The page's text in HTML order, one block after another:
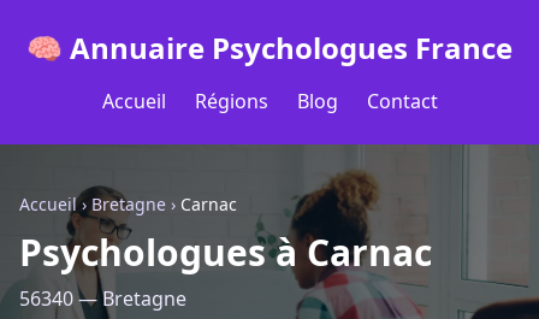
🧠 Annuaire Psychologues France
Accueil Régions Blog Contact
Accueil› Bretagne › Carnac
Psychologues à Carnac
56340 — Bretagne